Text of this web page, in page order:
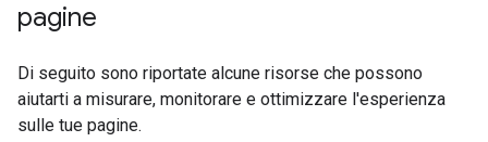
pagine
Di seguito sono riportate alcune risorse che possono
aiutarti a misurare, monitorare e ottimizzare l'esperienza
sulle tue pagine.